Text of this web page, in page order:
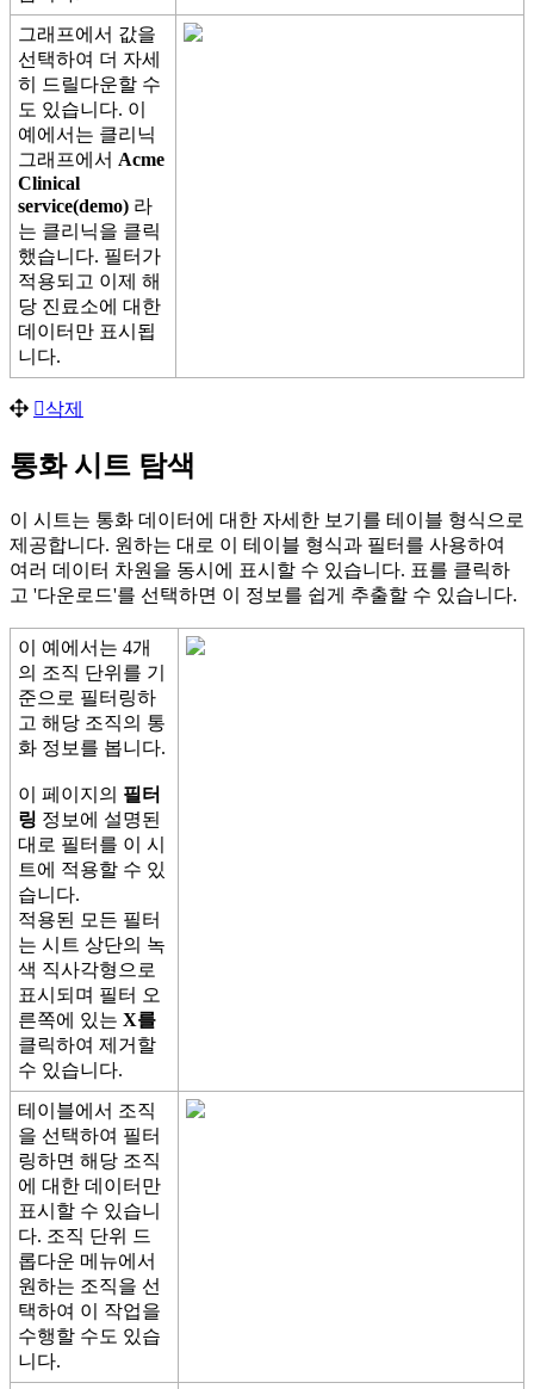
그래 프에서 값을
선 택하여 더 자세
히
드 릴다운할 수
도 있습니 다. 이
예 에서 는 클리 닉
그래 프에서 Acme
Clinical
service(demo) 라
는 클리 닉을 클릭
했습니 다. 필터 가
적용되 고 이제 해
당 진 료소에 대 한
데 이 터 만 표시 됩
니 다.
삭제
통화 시 트 탐색
이 시 트는 통화 데 이 터 에 대 한 자세 한 보 기 를 테 이 블 형식 으 로
제 공합니 다. 원하는 대 로 이 테 이 블 형식과 필터 를 사용하여
여 러 데 이 터 차원 을 동시 에 표시 할 수 있습니 다. 표를 클릭하
고 '다운로 드'를 선 택하면 이 정 보 를 쉽게 추출할 수 있습니 다.
이 예 에서 는 4개
의 조직 단위 를 기
준으 로 필터 링하
고 해 당 조직의 통
화 정 보 를 봅니 다.
이 페 이 지 의 필 터
링 정 보 에 설명된
대 로 필터 를 이
시
트에 적용할 수 있
습니 다.
적용된 모 든 필터
는 시 트 상단의 녹
색 직사각형 으 로
표시 되 며 필터 오
른쪽에 있는 X를
클릭하여 제 거 할
수 있습니 다.
테 이 블에서 조직
을 선 택하여 필터
링하면 해 당 조직
에 대 한 데 이 터 만
표시 할 수 있습니
다. 조직 단위 드
롭다운 메 뉴에서
원하는 조직을 선
택하여 이 작업을
수행할 수도 있습
니 다.